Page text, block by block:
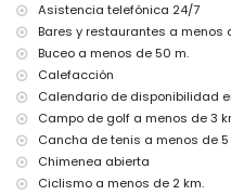
apartamento)
segundo aeropuerto más
kilómetros)
transporte público cercano:
se permiten mascotas
El edificio donde se
El alojamiento es muy
Instalaciones y servicios
apartamento
Asistencia telefónica 24/7
Bares y restaurantes a menos
Buceo a menos de 50 m.
Calefacción
Calendario de disponibilidad
Campo de golf a menos de 3
Cancha de tenis a menos de 5
Chimenea abierta
Ciclismo a menos de 2 km.